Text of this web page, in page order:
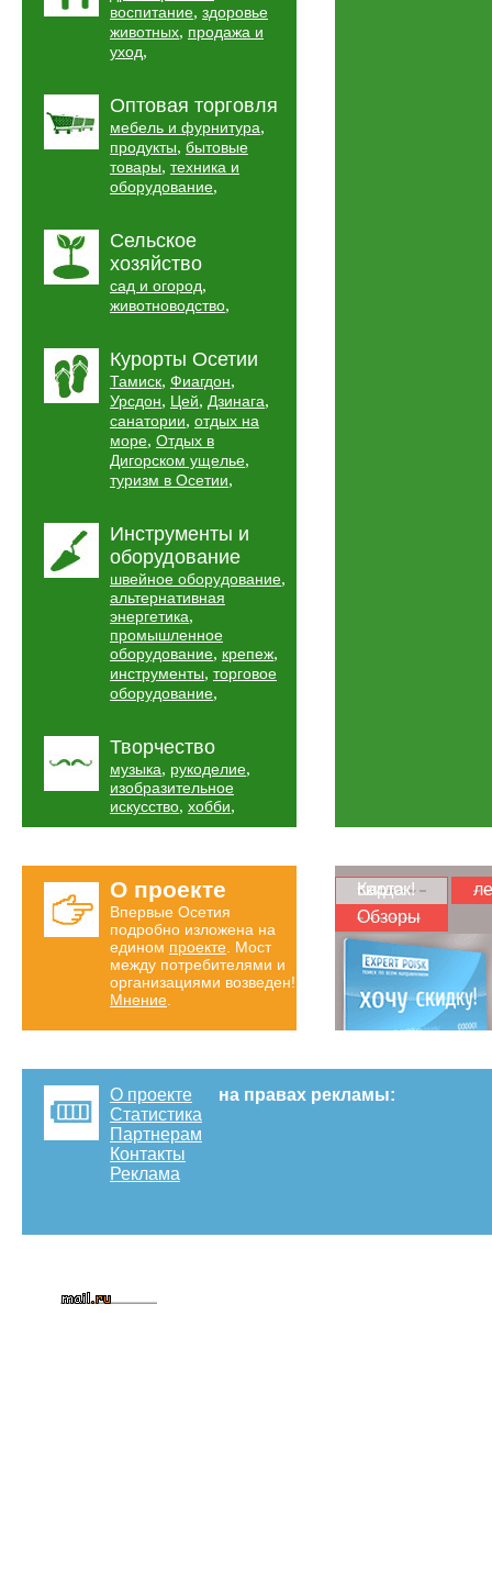
воспитание, здоровье
животных, продажа и
уход,
Оптовая торговля
мебель и фурнитура,
продукты, бытовые
товары, техника и
оборудование,
Сельское
хозяйство
сад и огород,
животноводство,
Курорты Осетии
Тамиск, Фиагдон,
Урсдон, Цей, Дзинага,
санатории, отдых на
море, Отдых в
Дигорском ущелье,
туризм в Осетии,
Инструменты и
оборудование
швейное оборудование,
альтернативная
энергетика,
промышленное
оборудование, крепеж,
инструменты, торговое
оборудование,
Творчество
музыка, рукоделие,
изобразительное
искусство, хобби,
О проекте
Впервые Осетия
подробно изложена на
едином проекте . Мост
между потребителями и
организациями возведен!
Мнение
Карта скидок!
Обзоры
О проекте
Статистика
Партнерам
Контакты
Реклама
на правах рекламы: